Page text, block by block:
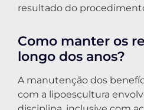
resultado do
Como manter os
longo dos anos?
A manutenção dos
com a lipoescultura